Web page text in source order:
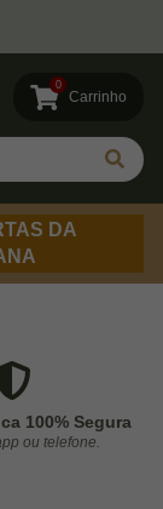
0
Carrinho
DA
100% Segura
ou telefone.